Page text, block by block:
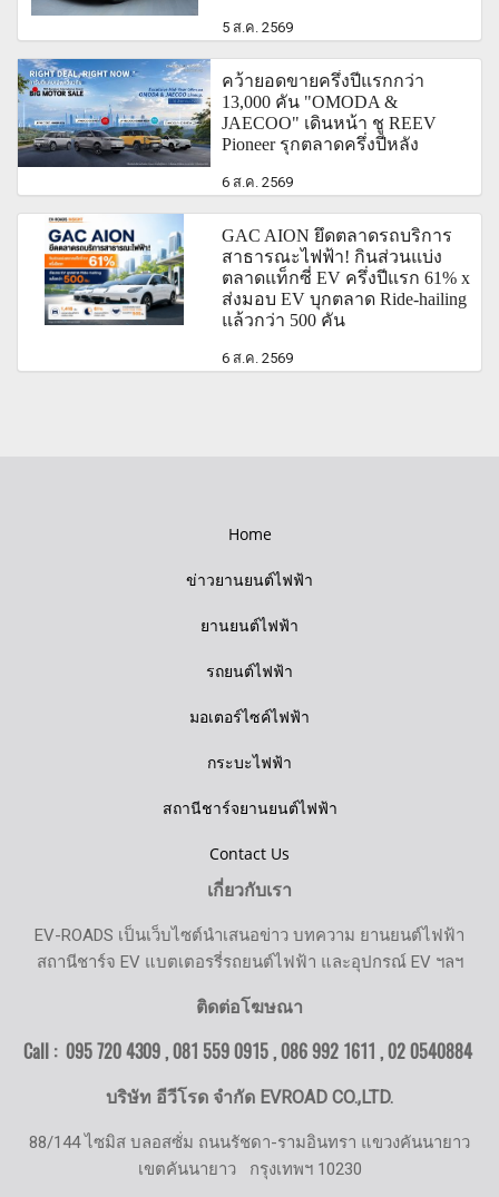
5 ส.ค. 2569
คว้ายอดขายครึ่งปีแรกกว่า
13,000 คัน "OMODA &
JAECOO" เดินหน้า ชู REEV
Pioneer รุกตลาดครึ่งปีหลัง
6 ส.ค. 2569
GAC AION ยึดตลาดรถบริการ
สาธารณะไฟฟ้า! กินส่วนแบ่ง
ตลาดแท็กซี่ EV ครึ่งปีแรก 61% x
ส่งมอบ EV บุกตลาด Ride-hailing
แล้วกว่า 500 คัน
6 ส.ค. 2569
Home
ข่าวยานยนต์ไฟฟ้า
ยานยนต์ไฟฟ้า
รถยนต์ไฟฟ้า
มอเตอร์ไซค์ไฟฟ้า
กระบะไฟฟ้า
สถานีชาร์จยานยนต์ไฟฟ้า
Contact Us
เกี่ยวกับเรา
EV-ROADS เป็นเว็บไซต์นำเสนอข่าว บทความ ยานยนต์ไฟฟ้า
สถานีชาร์จ EV แบตเตอรรี่รถยนต์ไฟฟ้า และอุปกรณ์ EV ฯลฯ
ติดต่อโฆษณา
Call : 095 720 4309 , 081 559 0915 , 086 992 1611 ,02 0540884
บริษัท อีวีโรด จำกัด EVROAD CO.,LTD.
88/144 ไซมิส บลอสซั่ม ถนนรัชดา-รามอินทรา แขวงคันนายาว
เขตคันนายาว กรุงเทพฯ 10230